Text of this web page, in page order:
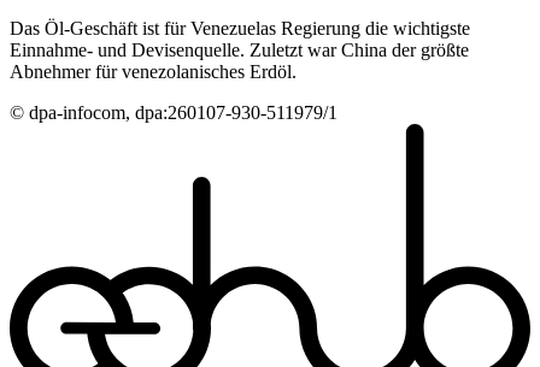
Das Öl-Geschäft ist für Venezuelas Regierung die wichtigste
Einnahme- und Devisenquelle. Zuletzt war China der größte
Abnehmer für venezolanisches Erdöl.
© dpa-infocom, dpa:260107-930-511979/1